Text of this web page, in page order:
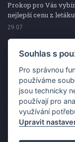
Prokop pro Vás
nejlepší cenu z letáku!
29.07
Prokop pro Vás
nejlepší cenu z
Kup špekáčky od
29.07
Prokop pro Vás
29.07
Souhlas s
Pro správnou
používáme
jsou technicky
používají pro
využívání
Upravit